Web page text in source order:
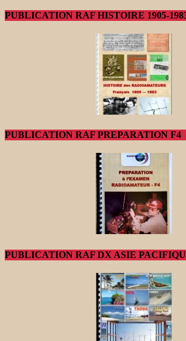
PUBLICATION RAF HISTOIRE 1905-
PUBLICATION RAF PREPARATION F4
PUBLICATION RAF DX ASIE